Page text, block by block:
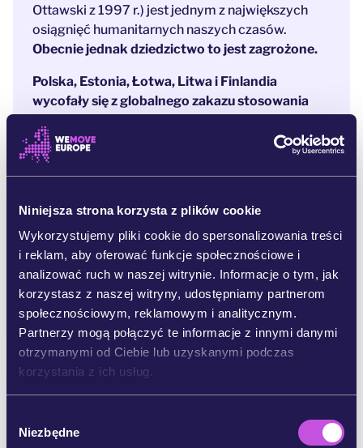
Niniejsza strona korzysta z plików cookie
Wykorzystujemy pliki cookie do spersonalizowania treści
i reklam, aby oferować funkcje społecznościowe i
analizować ruch w naszej witrynie. Informacje o tym, jak
korzystasz z naszej witryny, udostępniamy partnerom
społecznościowym, reklamowym i analitycznym.
Partnerzy mogą połączyć te informacje z innymi danymi
otrzymanymi od Ciebie lub uzyskanymi podczas
korzystania z ich usług.
Niezbędne
Ottawski z 1997 r.) jest jednym z największych
osiągnięć humanitarnych naszych czasów.
Obecnie jednak dziedzictwo to jest zagrożone.
Polska, Estonia, Łotwa, Litwa i Finlandia
wycofały się z globalnego zakazu stosowania
bierni, inne kraje mogą pójść w ich ślady, a Europa
straci 25 lat postępu w zakresie ochrony życia
cywilów. Zginie więcej osób, a wiele innych straci
Wciąż mamy czas, aby stanąć w obronie
konwencji i zagrożonego życia i zdrowia ludzi –
jeśli zaczniemy działać TERAZ.
Kraje UE muszą stanowczo poprzeć zakaz
stosowania min przeciwpiechotnych. Jeśli
garstka państw zostanie dopuszczona do
odstąpienia od konwencji bez poniesienia
konsekwencji, cały zakaz może zacząć się
rozpadać – nie tylko w Europie, ale na całym
świecie, narażając życie kolejnych niewinnych
osób.